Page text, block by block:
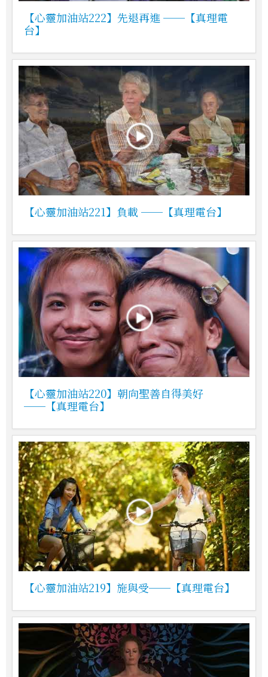
【心靈加油站222】先退再進 ──【真理電
台】
【心靈加油站221】負載 ──【真理電台】
【心靈加油站220】朝向聖善自得美好
──【真理電台】
【心靈加油站219】施與受──【真理電台】